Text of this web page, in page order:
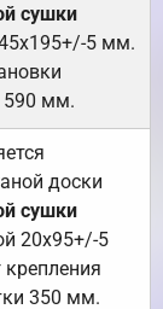
сушки
5 мм.
590 мм.
доски
сушки
20х95+/-5
350 мм.